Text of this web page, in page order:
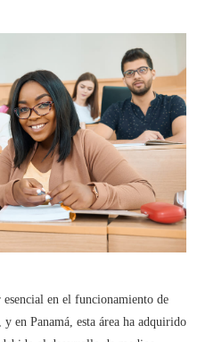
en el funcionamiento de
en Panamá, esta área ha adquirido